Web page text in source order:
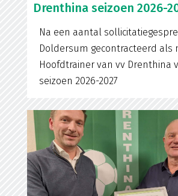
Drenthina seizoen 2026-
Na een aantal
Doldersum gecontracteerd als
Hoofdtrainer van vv Drenthina
seizoen 2026-2027